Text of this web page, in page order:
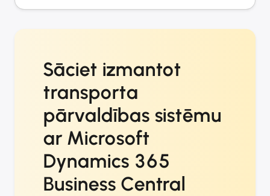
Sāciet izmantot
transporta
pārvaldības sistēmu
ar Microsoft
Dynamics 365
Business Central